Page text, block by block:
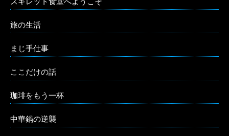
旅の生活
まじ手仕事
ここだけの話
珈琲をもう一杯
中華鍋の逆襲